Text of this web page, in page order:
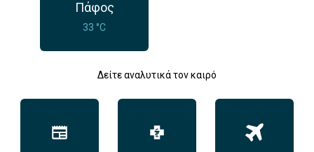
Πάφος
33 °C
Δείτε αναλυτικά τον καιρό